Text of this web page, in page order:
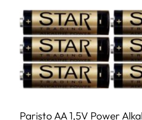
Paristo AA 1,5V Power